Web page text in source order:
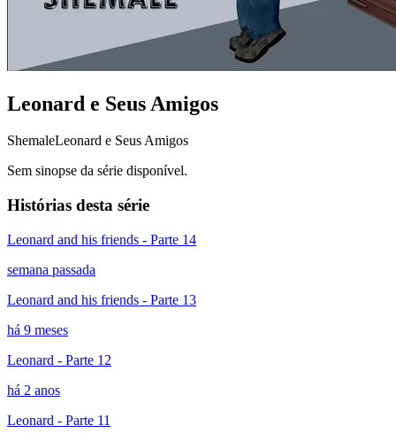
Leonard e Seus Amigos
ShemaleLeonard e Seus Amigos
Sem sinopse da série disponível.
Histórias desta série
Leonard and his friends - Parte 14
semana passada
Leonard and his friends - Parte 13
há 9 meses
Leonard - Parte 12
há 2 anos
Leonard - Parte 11